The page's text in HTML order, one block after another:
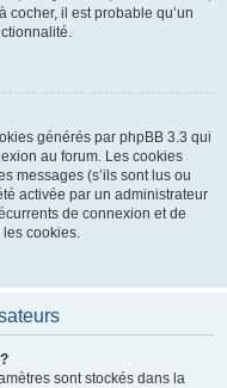
cocher, il est probable qu’un
générés par phpBB 3.3 qui
au forum. Les cookies
messages (s’ils sont lus ou
activée par un administrateur
de connexion et de
cookies.
sont stockés dans la